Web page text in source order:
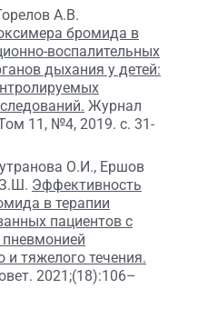
А.В.
бромида в
воспалительных
дыхания у детей:
Журнал
11, №4, 2019. с. 31-
О.И., Ершов
Эффективность
в терапии
пациентов с
и тяжелого течения.
2021;(18):106–